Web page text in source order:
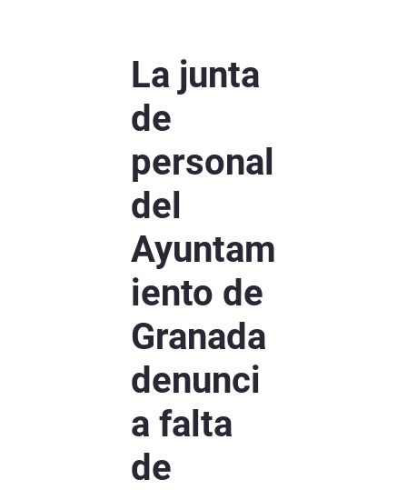
La junta
de
personal
del
Ayuntam
iento de
Granada
denunci
a falta
de